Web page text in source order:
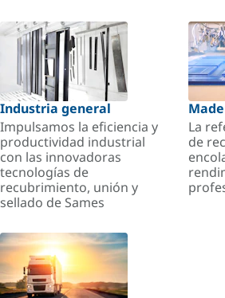
Industria general
Impulsamos la eficiencia y
productividad industrial
con las innovadoras
tecnologías de
recubrimiento, unión y
sellado de Sames
La
de